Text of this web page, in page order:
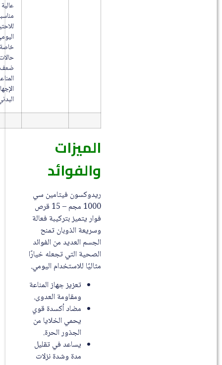
خاصة في
الميزات
والفوائد
ريدوكسون فيتامين سي
1000 مجم – 15 قرص
فوار يتميز بتركيبة فعالة
وسريعة الذوبان تمنح
الجسم العديد من الفوائد
الصحية التي تجعله خيارًا
مثاليًا للاستخدام اليومي.
تعزيز جهاز المناعة
ومقاومة العدوى.
مضاد أكسدة قوي
يحمي الخلايا من
الجذور الحرة.
يساعد في تقليل
مدة وشدة نزلات